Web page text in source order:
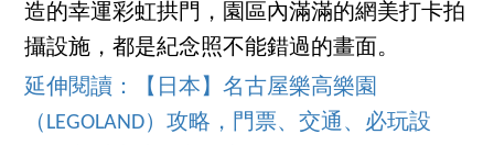
造的幸運彩虹拱門，園區內滿滿的網美打卡拍
攝設施，都是紀念照不能錯過的畫面。
延伸閱讀：【日本】名古屋樂高樂園
（LEGOLAND）攻略，門票、交通、必玩設